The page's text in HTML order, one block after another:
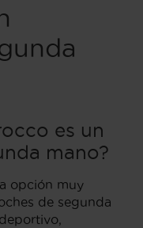
es un
mano?
opción muy
de segunda